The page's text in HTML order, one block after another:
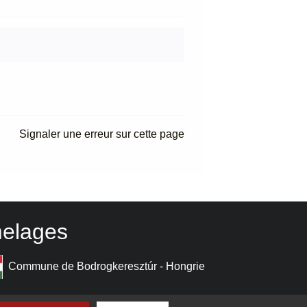
Signaler une erreur sur cette page
Commune de Bodrogkeresztúr - Hongrie